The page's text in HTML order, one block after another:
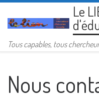
Passer au contenu
Le
Tous capables, tous
Nous